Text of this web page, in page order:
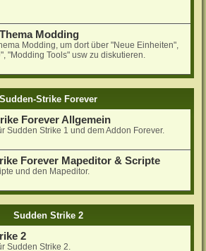
Modding
Modding, um dort über "Neue Einheiten",
"Modding Tools" usw zu diskutieren.
Sudden-Strike Forever
Forever Allgemein
Sudden Strike 1 und dem Addon Forever.
Forever Mapeditor & Scripte
und den Mapeditor.
Sudden Strike 2
2
Sudden Strike 2.